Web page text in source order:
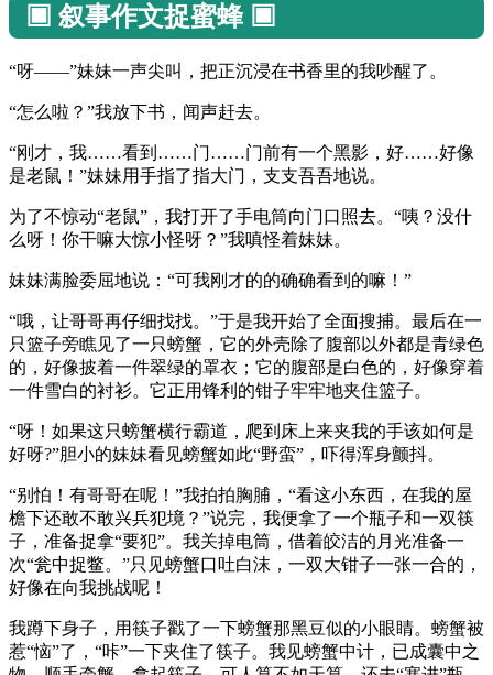
▣ 叙事作文捉蜜蜂 ▣
“呀——”妹妹一声尖叫，把正沉浸在书香里的我吵醒了。
“怎么啦？”我放下书，闻声赶去。
“刚才，我……看到……门……门前有一个黑影，好……好像
是老鼠！”妹妹用手指了指大门，支支吾吾地说。
为了不惊动“老鼠”，我打开了手电筒向门口照去。“咦？没什
么呀！你干嘛大惊小怪呀？”我嗔怪着妹妹。
妹妹满脸委屈地说：“可我刚才的的确确看到的嘛！”
“哦，让哥哥再仔细找找。”于是我开始了全面搜捕。最后在一
只篮子旁瞧见了一只螃蟹，它的外壳除了腹部以外都是青绿色
的，好像披着一件翠绿的罩衣；它的腹部是白色的，好像穿着
一件雪白的衬衫。它正用锋利的钳子牢牢地夹住篮子。
“呀！如果这只螃蟹横行霸道，爬到床上来夹我的手该如何是
好呀?”胆小的妹妹看见螃蟹如此“野蛮”，吓得浑身颤抖。
“别怕！有哥哥在呢！”我拍拍胸脯，“看这小东西，在我的屋
檐下还敢不敢兴兵犯境？”说完，我便拿了一个瓶子和一双筷
子，准备捉拿“要犯”。我关掉电筒，借着皎洁的月光准备一
次“瓮中捉鳖。”只见螃蟹口吐白沫，一双大钳子一张一合的，
好像在向我挑战呢！
我蹲下身子，用筷子戳了一下螃蟹那黑豆似的小眼睛。螃蟹被
惹“恼”了，“咔”一下夹住了筷子。我见螃蟹中计，已成囊中之